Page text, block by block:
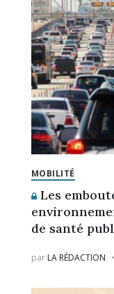
MOBILITÉ
Les
de santé
par LA RÉDACTION